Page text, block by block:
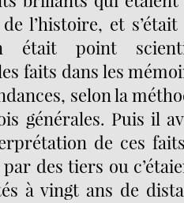
l’histoire, et
était point
faits dans les
selon la
générales. Puis il
de ces
des tiers ou
à vingt ans de